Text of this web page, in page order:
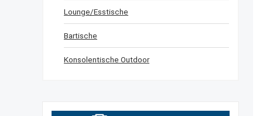
Lounge/Esstische
Bartische
Konsolentische Outdoor